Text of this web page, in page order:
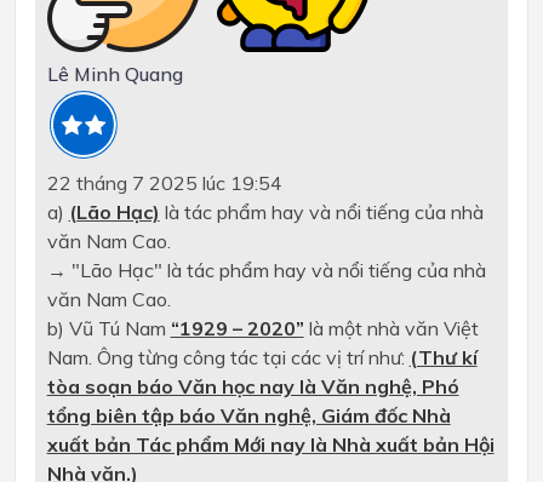
Lê Minh Quang
22 tháng 7 2025 lúc 19:54
a) (Lão Hạc) là tác phẩm hay và nổi tiếng của nhà
văn Nam Cao.
→ "Lão Hạc" là tác phẩm hay và nổi tiếng của nhà
văn Nam Cao.
b) Vũ Tú Nam “1929 – 2020” là một nhà văn Việt
Nam. Ông từng công tác tại các vị trí như: (Thư kí
tòa soạn báo Văn học nay là Văn nghệ, Phó
tổng biên tập báo Văn nghệ, Giám đốc Nhà
xuất bản Tác phẩm Mới nay là Nhà xuất bản Hội
Nhà văn.)